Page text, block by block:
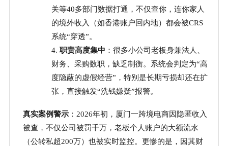
关等40多部门数据打通，不仅查你，连你家人
的境外收入（如香港账户回内地）都会被CRS
系统“穿透”。
4. 职责高度集中 ：很多小公司老板身兼法人、
财务、采购数职，缺乏制衡。系统会判定为“高
度隐蔽的虚假经营”，特别是长期亏损却还在扩
张，直接触发“洗钱嫌疑”报警。
真实案例警示： 2026年初，厦门一跨境电商因隐匿收入
被查，不仅公司被罚千万，老板个人账户的大额流水
（公转私超200万）也被实时监控。更惨的是，因其财